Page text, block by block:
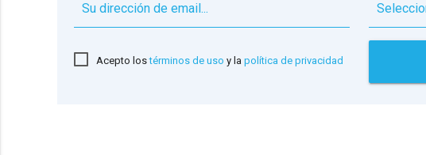
Acepto lostérminos de uso y la política de privacidad